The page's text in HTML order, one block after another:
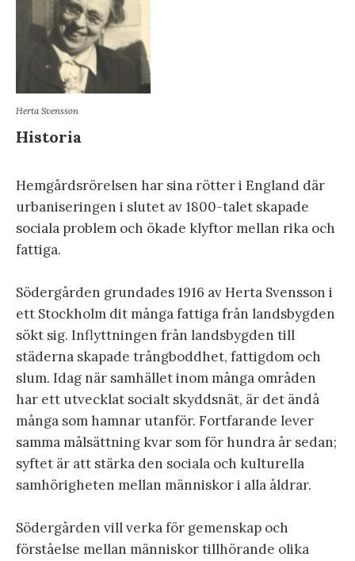
Herta Svensson
Historia
Hemgårdsrörelsen har sina rötter i England där
urbaniseringen i slutet av 1800-talet skapade
sociala problem och ökade klyftor mellan rika och
fattiga.
Södergården grundades 1916 av Herta Svensson i
ett Stockholm dit många fattiga från landsbygden
sökt sig. Inflyttningen från landsbygden till
städerna skapade trångboddhet, fattigdom och
slum. Idag när samhället inom många områden
har ett utvecklat socialt skyddsnät, är det ändå
många som hamnar utanför. Fortfarande lever
samma målsättning kvar som för hundra år sedan;
syftet är att stärka den sociala och kulturella
samhörigheten mellan människor i alla åldrar.
Södergården vill verka för gemenskap och
förståelse mellan människor tillhörande olika